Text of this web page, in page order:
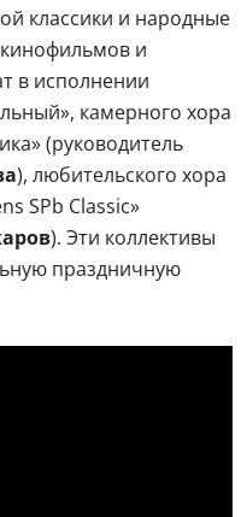
классики и народные
и
в исполнении
камерного хора
(руководитель
), любительского хора
SPb Classic»
). Эти коллективы
праздничную